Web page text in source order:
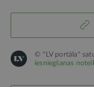
© "LV portāla"
iesniegšanas